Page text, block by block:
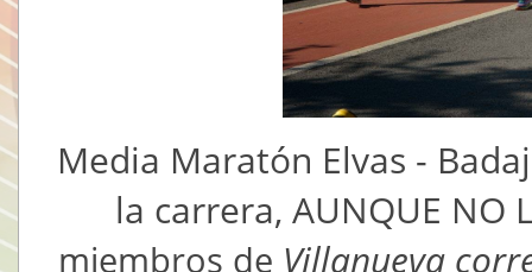
Media Maratón Elvas -
la carrera, AUNQUE NO
miembros de Villanueva